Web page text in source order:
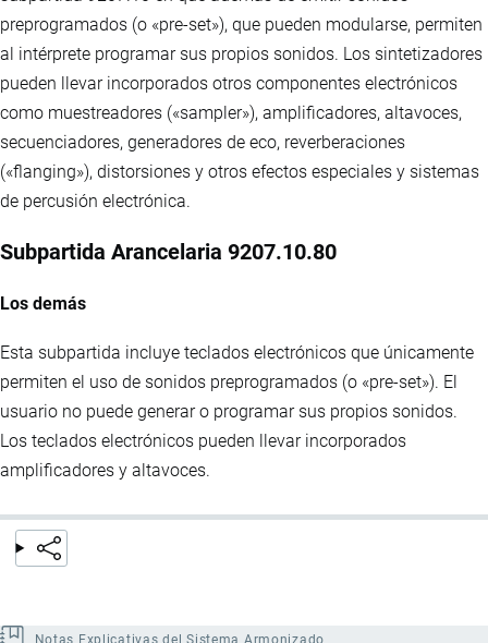
preprogramados (o «pre-set»), que pueden modularse, permiten
al intérprete programar sus propios sonidos. Los sintetizadores
pueden llevar incorporados otros componentes electrónicos
como muestreadores («sampler»), amplificadores, altavoces,
secuenciadores, generadores de eco, reverberaciones
(«flanging»), distorsiones y otros efectos especiales y sistemas
de percusión electrónica.
Subpartida Arancelaria 9207.10.80
Los demás
Esta subpartida incluye teclados electrónicos que únicamente
permiten el uso de sonidos preprogramados (o «pre-set»). El
usuario no puede generar o programar sus propios sonidos.
Los teclados electrónicos pueden llevar incorporados
amplificadores y altavoces.
Notas Explicativas del Sistema Armonizado